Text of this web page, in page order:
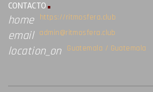
CONTACTO
home https://ritmosfera.club
email admin@ritmosfera.club
location_on Guatemala / Guatemala